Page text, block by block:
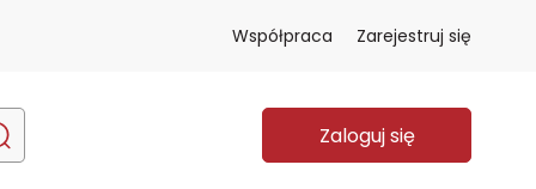
Współpraca Zarejestruj się
Zaloguj się